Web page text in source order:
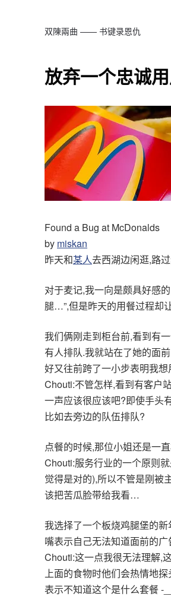
双陳兩曲 —— 书键录恩仇
放弃一个忠诚
Found a Bug at McDonalds
by miskan
昨天和某人去西湖边闲逛,路
对于麦记,我一向是颇具好感
腿…”,但是昨天的用餐过程却
我们俩刚走到柜台前,看到有
有人排队.我就站在了她的面
好又往前跨了一小步表明我
Chouti:不管怎样,看到有客户
一声应该很应该吧?即使手头
比如去旁边的队伍排队?
点餐的时候,那位小姐还是一
Chouti:服务行业的一个原则
觉得是对的),所以不管是刚被
该把苦瓜脸带给我看…
我选择了一个板烧鸡腿堡的
嘴表示自己无法知道面前的
Chouti:这一点我很无法理解,
上面的食物时他们会热情地
表示不知道这个是什么套餐 -